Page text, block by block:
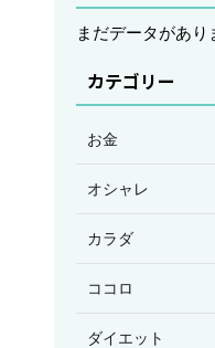
まだデータがあり
カテゴリー
お金
オシャレ
カラダ
ココロ
ダイエット